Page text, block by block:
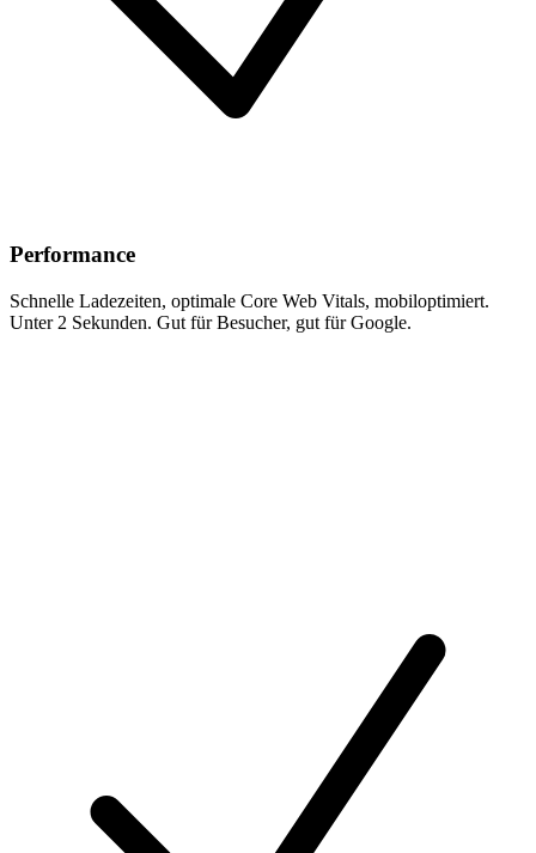
Performance
Schnelle Ladezeiten, optimale Core Web Vitals, mobiloptimiert.
Unter 2 Sekunden. Gut für Besucher, gut für Google.